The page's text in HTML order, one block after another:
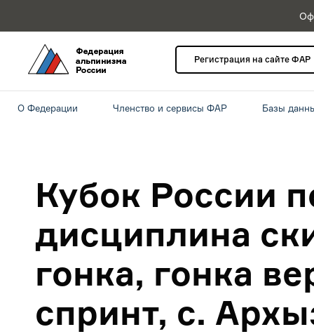
Регистрация на сайте ФАР
О Федерации Членство и сервисы ФАР Базы
Кубок России
дисциплина
гонка, гонка
спринт, с.